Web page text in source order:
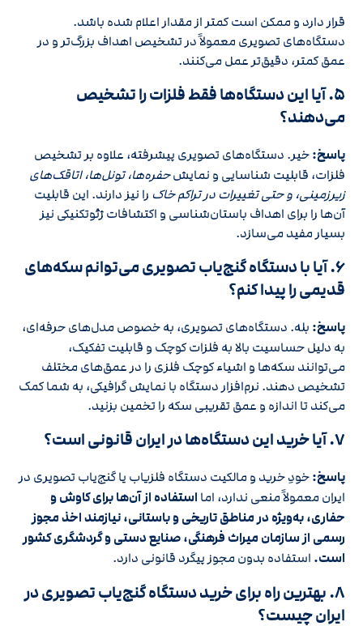
قرار دارد و ممکن است کمتر از مقدار اعلام شده باشد.
دستگاه‌های تصویری معمولاً در تشخیص اهداف بزرگ‌تر و در
عمق کمتر، دقیق‌تر عمل می‌کنند.
۵. آیا این دستگاه‌ها فقط فلزات را تشخیص
می‌دهند؟
پاسخ:خیر. دستگاه‌های تصویری پیشرفته، علاوه بر تشخیص
فلزات، قابلیت شناسایی و نمایشحفره‌ها، تونل‌ها، اتاقک‌های
زیرزمینی، و حتی تغییرات در تراکم خاک را نیز دارند. این قابلیت
آن‌ها را برای اهداف باستان‌شناسی و اکتشافات ژئوتکنیکی نیز
بسیار مفید می‌سازد.
۶. آیا با دستگاه گنج‌یاب تصویری می‌توانم سکه‌های
قدیمی را پیدا کنم؟
پاسخ: بله. دستگاه‌های تصویری، به خصوص مدل‌های حرفه‌ای،
به دلیل حساسیت بالا به فلزات کوچک و قابلیت تفکیک،
می‌توانند سکه‌ها و اشیاء کوچک فلزی را در عمق‌های مختلف
تشخیص دهند. نرم‌افزار دستگاه با نمایش گرافیکی، به شما کمک
می‌کند تا اندازه و عمق تقریبی سکه را تخمین بزنید.
۷. آیا خرید این دستگاه‌ها در ایران قانونی است؟
پاسخ:خودِ خرید و مالکیت دستگاه فلزیاب یا گنج‌یاب تصویری در
ایران معمولاً منعی ندارد، اما استفاده از آن‌ها برای کاوش و
حفاری، به‌ویژه در مناطق تاریخی و باستانی، نیازمند اخذ مجوز
رسمی از سازمان میراث فرهنگی، صنایع دستی و گردشگری کشور
است. استفاده بدون مجوز پیگرد قانونی دارد.
۸. بهترین راه برای خرید دستگاه گنج‌یاب تصویری در
ایران چیست؟